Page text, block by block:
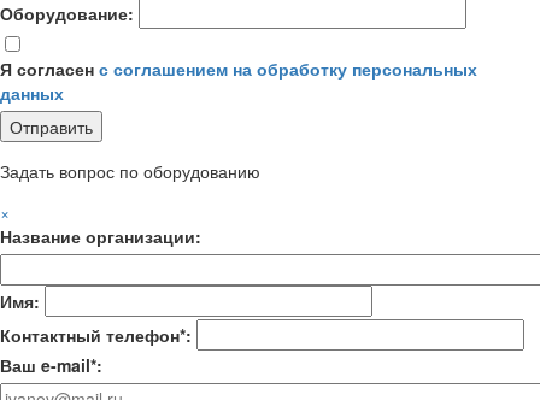
Оборудование:
Я согласен с соглашением на обработку персональных
данных
Задать вопрос по оборудованию
×
Название организации:
Имя:
Контактный телефон*:
Ваш e-mail*: